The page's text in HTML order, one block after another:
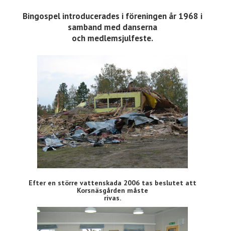
Bingospel introducerades i föreningen år 1968 i
samband med danserna
och medlemsjulfeste.
Efter en större vattenskada 2006 tas beslutet att
Korsnäsgården måste
rivas.